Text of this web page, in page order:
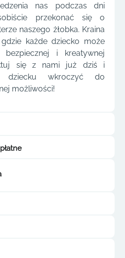
nas podczas dni
przekonać się o
naszego żłobka. Kraina
każde dziecko może
i kreatywnej
się z nami już dziś i
dziecku wkroczyć do
możliwości!